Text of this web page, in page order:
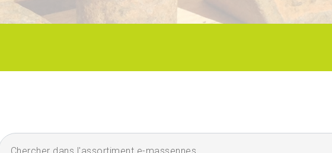
Chercher dans l'assortiment e-massennes